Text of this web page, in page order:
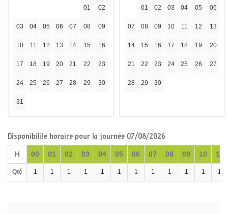
01 02
03 04 05 06 07 08 09
10 11 12 13 14 15 16
17 18 19 20 21 22 23
24 25 26 27 28 29 30
31
01 02 03 04 05 06
07 08 09 10 11 12 13
14 15 16 17 18 19 20
21 22 23 24 25 26 27
28 29 30
Disponibilité horaire pour la journée 07/08/2026
H 00 01 02 03 04 05 06 07 08 09 10 11
Qté 1 1 1 1 1 1 1 1 1 1 1 1